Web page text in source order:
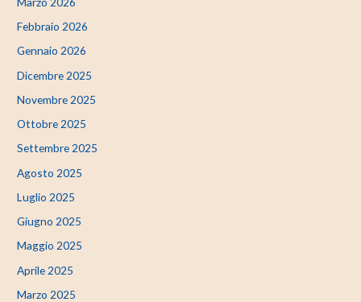
Febbraio 2026
Gennaio 2026
Dicembre 2025
Novembre 2025
Ottobre 2025
Settembre 2025
Agosto 2025
Luglio 2025
Giugno 2025
Maggio 2025
Aprile 2025
Marzo 2025